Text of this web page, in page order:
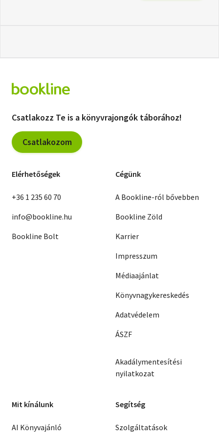
Csatlakozz Te is a könyvrajongók táborához!
Csatlakozom
Elérhetőségek
+36 1 235 60 70
info@bookline.hu
Bookline Bolt
Cégünk
A Bookline-ról bővebben
Bookline Zöld
Karrier
Impresszum
Médiaajánlat
Könyvnagykereskedés
Adatvédelem
ÁSZF
Akadálymentesítési
nyilatkozat
Mit kínálunk
AI Könyvajánló
Segítség
Szolgáltatások